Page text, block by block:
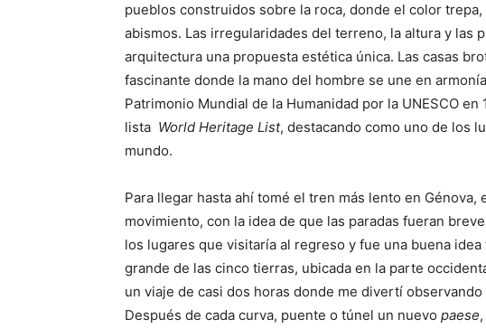
pueblos construidos sobre la roca, donde el color
abismos. Las irregularidades del terreno, la altura y las
arquitectura una propuesta estética única. Las casas
fascinante donde la mano del hombre se une en
Patrimonio Mundial de la Humanidad por la UNESCO en
lista World Heritage List, destacando como uno de los
mundo.
Para llegar hasta ahí tomé el tren más lento en
movimiento, con la idea de que las paradas fueran
los lugares que visitaría al regreso y fue una buena
grande de las cinco tierras, ubicada en la parte
un viaje de casi dos horas donde me divertí
Después de cada curva, puente o túnel un nuevo paese